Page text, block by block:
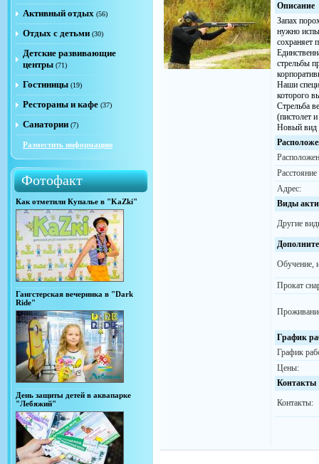
Активный отдых (56)
Отдых с детьми (30)
Детские развивающие
центры (71)
Гостиницы (19)
Рестораны и кафе (37)
Санатории (7)
Разместить информацию
Фотофакт
Как отметили Купалье в "KaZki"
Гангстерская вечеринка в "Dark
Ride"
День защиты детей в аквапарке
"Лебяжий"
Описание
Запах
нужно
сохраняет
стрельбы
Наши
которого
Стрельба
(пистолет
Новый вид
Адрес:
Виды
Другие
Обучение,
Прокат
График
График
Цены:
Контакты
Контакты: